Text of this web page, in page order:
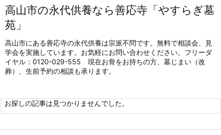
高山市の永代供養なら善応寺「やすらぎ墓
苑」
高山市にある善応寺の永代供養は宗派不問です。無料で相談会、見
学会を実施しています。お気軽にお問い合わせください。フリーダ
イヤル：0120-029-555 現在お骨をお持ちの方、墓じまい（改
葬）、生前予約の相談も承ります。
お探しの記事は見つかりませんでした。